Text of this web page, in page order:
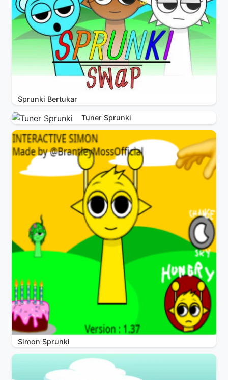
Sprunki Bertukar
Tuner Sprunki
Simon Sprunki